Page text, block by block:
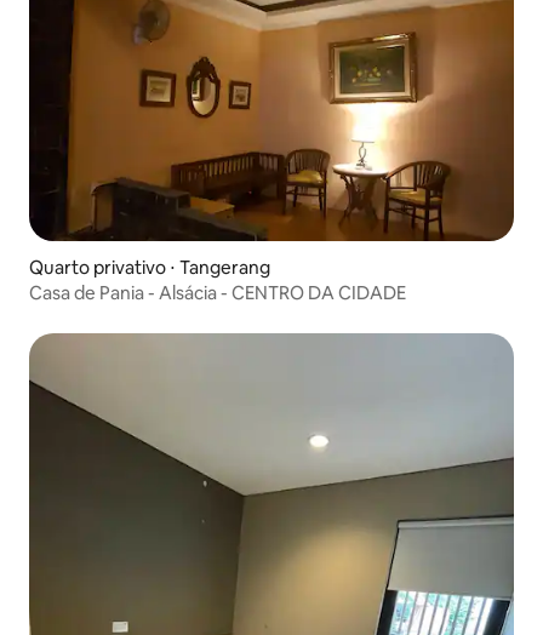
Quarto privativo ⋅ Tangerang
Casa de Pania - Alsácia - CENTRO DA CIDADE